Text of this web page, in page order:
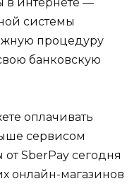
системы
процедуру
банковскую
оплачивать
сервисом
SberPay сегодня
онлайн-магазинов